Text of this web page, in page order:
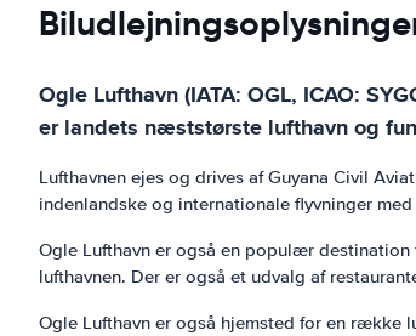
Ogle Lufthavn (IATA: OGL, ICAO:
er landets næststørste lufthavn og
Lufthavnen ejes og drives af Guyana Civil
indenlandske og internationale flyvninger
Ogle Lufthavn er også en populær
lufthavnen. Der er også et udvalg af
Ogle Lufthavn er også hjemsted for en række